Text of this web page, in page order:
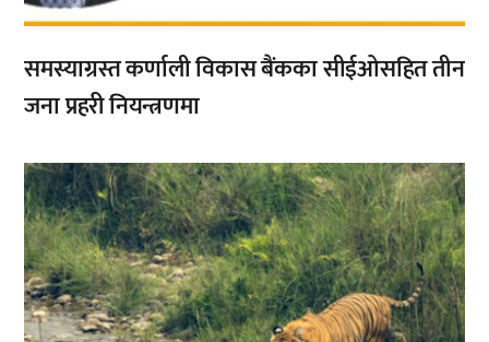
समस्याग्रस्त कर्णाली विकास बैंकका सीईओसहित तीन
जना प्रहरी नियन्त्रणमा
,